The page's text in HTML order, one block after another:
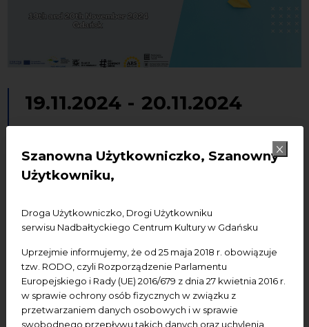
Szanowna Użytkowniczko, Szanowny
Użytkowniku,
Droga Użytkowniczko, Drogi Użytkowniku
serwisu Nadbałtyckiego Centrum Kultury w Gdańsku
Uprzejmie informujemy, że od 25 maja 2018 r. obowiązuje
tzw. RODO, czyli Rozporządzenie Parlamentu
Europejskiego i Rady (UE) 2016/679 z dnia 27 kwietnia 2016 r.
w sprawie ochrony osób fizycznych w związku z
przetwarzaniem danych osobowych i w sprawie
swobodnego przepływu takich danych oraz uchylenia
19.11.2024 - 20.11.2024
Konferencje
Miejsce wydarzenia:NCK - Ratusz Staromiejski
Wstęp:zapisy onlinewww.eusbsr-culture.eu